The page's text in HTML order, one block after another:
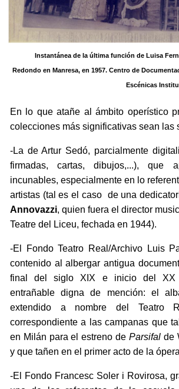
Instantánea de la última función de Luisa
Redondo en Manresa, en 1957. Centro de
Escénicas
En lo que atañe al ámbito operístico
colecciones más significativas sean las
-La de Artur Sedó, parcialmente
firmadas, cartas, dibujos,...), que
incunables, especialmente en lo
artistas (tal es el caso de una
Annovazzi, quien fuera el director
Teatre del Liceu, fechada en 1944).
-El Fondo Teatro Real/Archivo Luis
contenido al albergar antigua
final del siglo XIX e inicio del XX
entrañable digna de mención: el
extendido a nombre del Teatro
correspondiente a las campanas que
en Milán para el estreno deParsifal de
y que tañen en el primer acto de la
-El Fondo Francesc Soler i Rovirosa,